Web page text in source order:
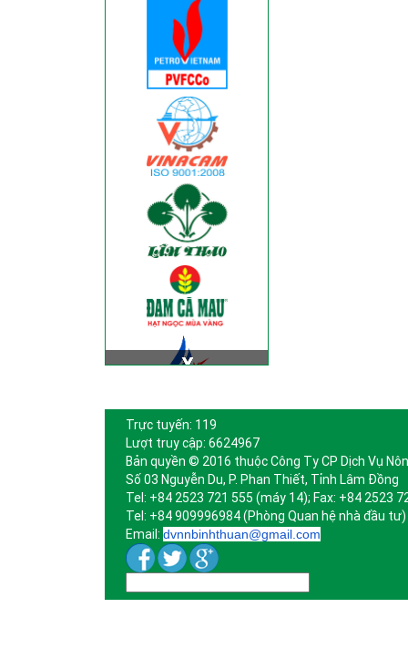
Trực tuyến: 119
Lượt truy cập: 6624967
Bản quyền © 2016 thuộc Công Ty CP Dịch Vụ
Số 03 Nguyễn Du, P. Phan Thiết, Tỉnh Lâm Đồng
Tel: +84 2523 721 555 (máy 14); Fax: +84 2523
Tel: +84 909996984 (Phòng Quan hệ nhà đầu tư)
Email: dvnnbinhthuan@gmail.com